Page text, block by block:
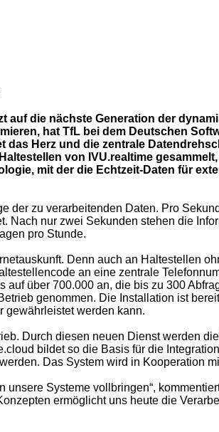
auf die nächste Generation der
hat TfL bei dem Deutschen
Herz und die zentrale
von IVU.realtime
mit der die Echtzeit-Daten für
der zu verarbeitenden Daten. Pro
Nach nur zwei Sekunden stehen die
pro Stunde.
Denn auch an Haltestellen
an eine zentrale
über 700.000 an, die bis zu 300
genommen. Die Installation ist
gewährleistet werden kann.
Durch diesen neuen Dienst werden
bildet so die Basis für die
Das System wird in Kooperation
Systeme vollbringen“,
ermöglicht uns heute die